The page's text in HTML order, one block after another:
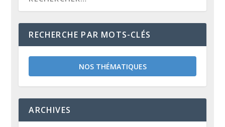
RECHERCHE PAR MOTS-CLÉS
NOS THÉMATIQUES
ARCHIVES